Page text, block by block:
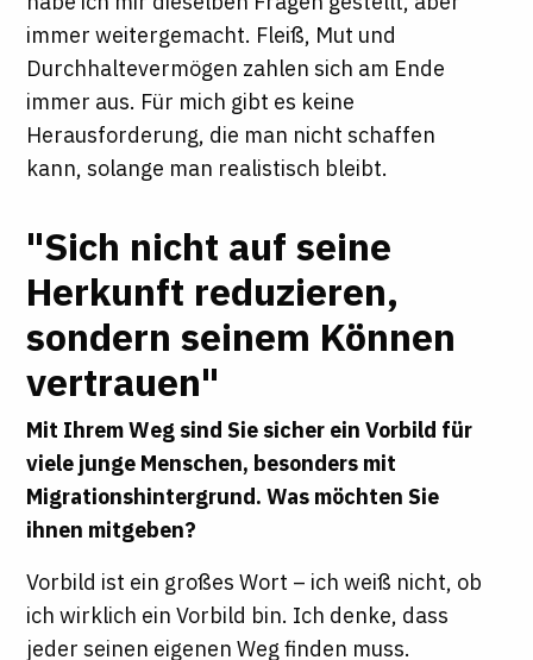
immer weitergemacht. Fleiß, Mut und
Durchhaltevermögen zahlen sich am Ende
immer aus. Für mich gibt es keine
Herausforderung, die man nicht schaffen
kann, solange man realistisch bleibt.
"Sich nicht auf seine
Herkunft reduzieren,
sondern seinem Können
vertrauen"
Mit Ihrem Weg sind Sie sicher ein Vorbild für
viele junge Menschen, besonders mit
Migrationshintergrund. Was möchten Sie
ihnen mitgeben?
Vorbild ist ein großes Wort – ich weiß nicht, ob
ich wirklich ein Vorbild bin. Ich denke, dass
jeder seinen eigenen Weg finden muss.